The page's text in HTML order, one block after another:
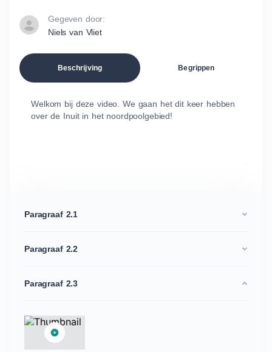
Gegeven door:
Niels van Vliet
Beschrijving Begrippen
Welkom bij deze video. We gaan het dit keer hebben
over de Inuit in het noordpoolgebied!
Paragraaf 2.1
Paragraaf 2.2
Paragraaf 2.3